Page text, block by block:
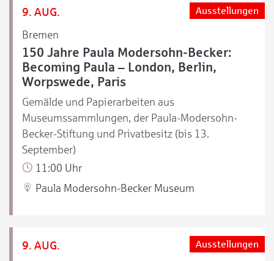
9. AUG.
Bremen
Ausstellungen
150 Jahre Paula Modersohn-Becker:
Becoming Paula – London, Berlin,
Worpswede, Paris
Gemälde und Papierarbeiten aus
Museumssammlungen, der Paula-Modersohn-
Becker-Stiftung und Privatbesitz (bis 13.
September)
11:00 Uhr
Paula Modersohn-Becker Museum
9. AUG. Ausstellungen